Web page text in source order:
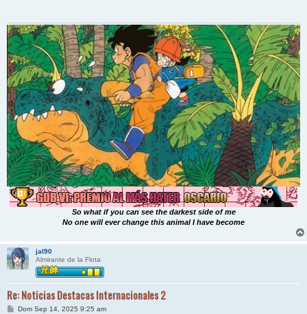
So what if you can see the darkest side of me
No one will ever change this animal I have become
jal90
Almirante de la Flota
Re: Noticias Destacas Internacionales 2
MDom Sep 14, 2025 9:25 am